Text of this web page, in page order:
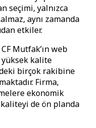
seçimi, yalnızca
aynı zamanda
etkiler.
Mutfak’ın web
kalite
birçok rakibine
Firma,
ekonomik
de ön planda